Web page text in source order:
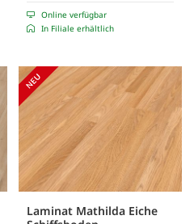
Online verfügbar
In Filiale erhältlich
Laminat Mathilda Eiche